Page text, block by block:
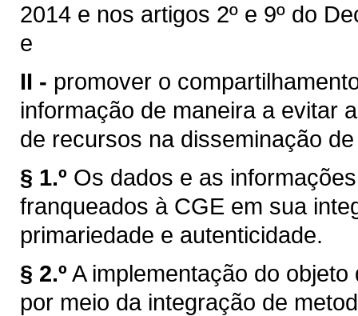
2014 e nos artigos 2º e 9º do
e
II - promover o
informação de maneira a evitar
de recursos na disseminação
§ 1.º Os dados e as
franqueados à CGE em sua
primariedade e autenticidade.
§ 2.º A implementação do
por meio da integração de